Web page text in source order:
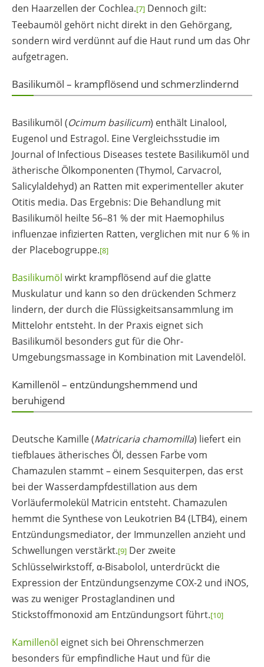
den Haarzellen der Cochlea.[7] Dennoch gilt:
Teebaumöl gehört nicht direkt in den Gehörgang,
sondern wird verdünnt auf die Haut rund um das Ohr
aufgetragen.
Basilikumöl – krampflösend und schmerzlindernd
Basilikumöl (Ocimum basilicum) enthält Linalool,
Eugenol und Estragol. Eine Vergleichsstudie im
Journal of Infectious Diseases testete Basilikumöl und
ätherische Ölkomponenten (Thymol, Carvacrol,
Salicylaldehyd) an Ratten mit experimenteller akuter
Otitis media. Das Ergebnis: Die Behandlung mit
Basilikumöl heilte 56–81 % der mit Haemophilus
influenzae infizierten Ratten, verglichen mit nur 6 % in
der Placebogruppe.[8]
Basilikumöl wirkt krampflösend auf die glatte
Muskulatur und kann so den drückenden Schmerz
lindern, der durch die Flüssigkeitsansammlung im
Mittelohr entsteht. In der Praxis eignet sich
Basilikumöl besonders gut für die Ohr-
Umgebungsmassage in Kombination mit Lavendelöl.
Kamillenöl – entzündungshemmend und
beruhigend
Deutsche Kamille (Matricaria chamomilla) liefert ein
tiefblaues ätherisches Öl, dessen Farbe vom
Chamazulen stammt – einem Sesquiterpen, das erst
bei der Wasserdampfdestillation aus dem
Vorläufermolekül Matricin entsteht. Chamazulen
hemmt die Synthese von Leukotrien B4 (LTB4), einem
Entzündungsmediator, der Immunzellen anzieht und
Schwellungen verstärkt.[9] Der zweite
Schlüsselwirkstoff, α-Bisabolol, unterdrückt die
Expression der Entzündungsenzyme COX-2 und iNOS,
was zu weniger Prostaglandinen und
Stickstoffmonoxid am Entzündungsort führt.[10]
Kamillenöl eignet sich bei Ohrenschmerzen
besonders für empfindliche Haut und für die